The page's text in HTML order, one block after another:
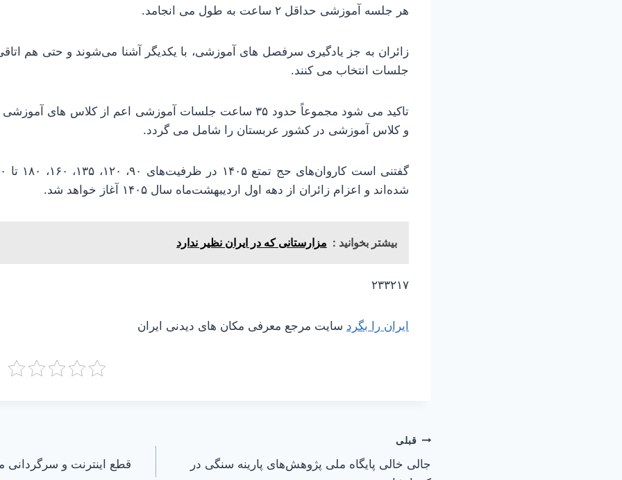
هر جلسه آموزشی حداقل ۲ ساعت به طول می انجامد.
زائران به جز یادگیری سرفصل های آموزشی، با یکدیگر آشنا می‌شوند و حتی هم
جلسات انتخاب می کنند.
تاکید می شود مجموعاً حدود ۳۵ ساعت جلسات آموزشی اعم از کلاس های
و کلاس آموزشی در کشور عربستان را شامل می گردد.
شده‌اند و اعزام زائران از دهه اول اردیبهشت‌ماه سال ۱۴۰۵ آغاز خواهد شد.
بیشتر بخوانید : مزارستانی که در ایران نظیر ندارد
۲۳۳۲۱۷
ایران را بگرد سایت مرجع معرفی مکان های دیدنی ایران
راهبری
نوشته
قبلی
جالی خالی پایگاه ملی پژوهش‌های پارینه سنگی در
قطع اینترنت و